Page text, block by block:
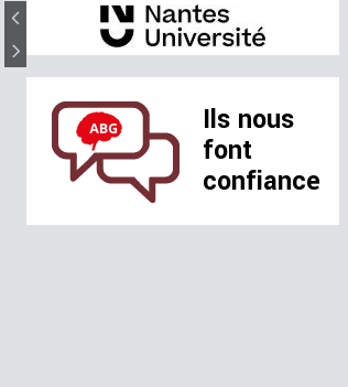
Ils nous
font
confiance